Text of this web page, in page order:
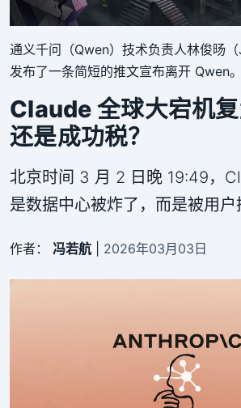
通义千问（Qwen）技术负责人林俊旸
发布了一条简短的推文宣布离开 Qwen。
Claude 全球大宕机
还是成功税？
北京时间 3 月 2 日晚 19:49，
是数据中心被炸了，而是被用户
作者： 冯若航 2026年03月03日